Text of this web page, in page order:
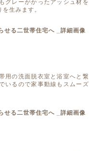
グレーがかったアッシュ材を
生みます。
用の洗面脱衣室と浴室へと繋
いるので家事動線もスムーズ